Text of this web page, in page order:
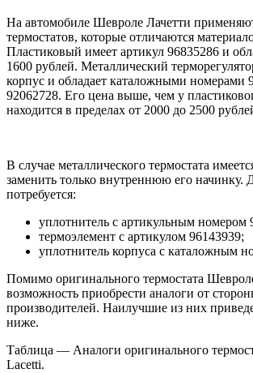
На автомобиле Шевроле Лачетти
термостатов, которые отличаются
Пластиковый имеет артикул 96835286 и
1600 рублей. Металлический
корпус и обладает каталожными номерами
92062728. Его цена выше, чем у
находится в пределах от 2000 до 2500
В случае металлического термостата
заменить только внутреннюю его начинку.
потребуется:
уплотнитель с артикульным номером
термоэлемент с артикулом 96143939;
уплотнитель корпуса с каталожным
Помимо оригинального термостата
возможность приобрести аналоги от
производителей. Наилучшие из них
ниже.
Таблица — Аналоги оригинального
Lacetti.